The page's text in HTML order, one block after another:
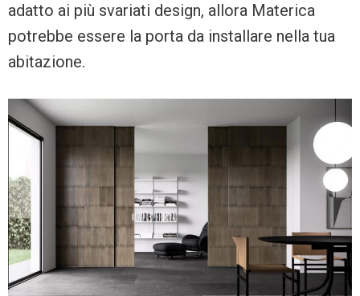
adatto ai più svariati design, allora Materica
potrebbe essere la porta da installare nella tua
abitazione.